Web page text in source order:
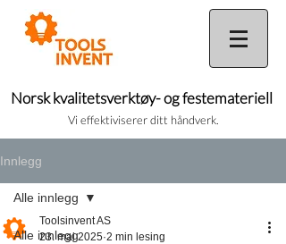
Norsk kvalitetsverktøy- og festemateriell
Vi effektiviserer ditt håndverk.
Innlegg
Alle innlegg
Alle innlegg
Toolsinvent AS
23. mai 2025 2 min lesing